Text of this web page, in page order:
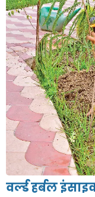
वर्ल्ड हर्बल